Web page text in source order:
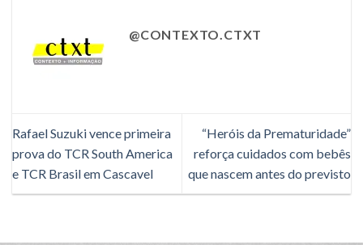
@CONTEXTO.CTXT
Rafael Suzuki vence primeira
prova do TCR South America
e TCR Brasil em Cascavel
“Heróis da Prematuridade”
reforça cuidados com bebês
que nascem antes do previsto